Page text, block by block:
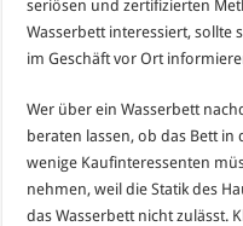
seriösen und zertifizierten
Wasserbett interessiert,
im Geschäft vor Ort
Wer über ein Wasserbett
beraten lassen, ob das Bett in
wenige Kaufinteressenten
nehmen, weil die Statik des
das Wasserbett nicht zulässt.